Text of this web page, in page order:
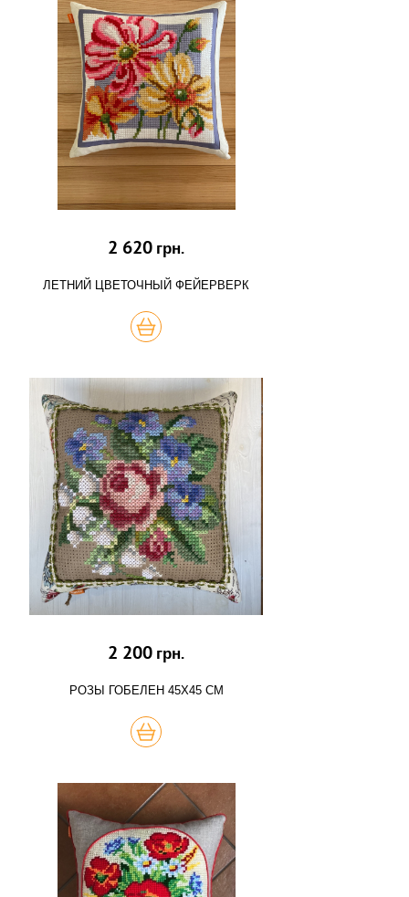
2 620 грн.
ЛЕТНИЙ ЦВЕТОЧНЫЙ ФЕЙЕРВЕРК
КУПИТЬ
2 200 грн.
РОЗЫ ГОБЕЛЕН 45Х45 СМ
КУПИТЬ